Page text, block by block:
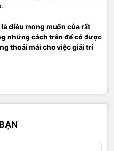
điều mong muốn của rất
những cách trên để có được
thoải mái cho việc giải trí